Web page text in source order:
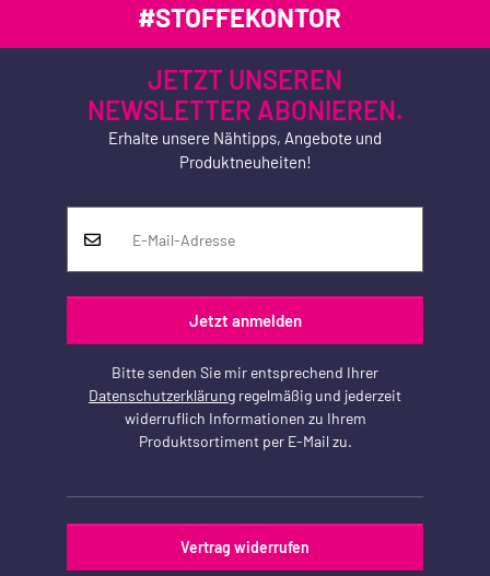
#STOFFEKONTOR
JETZT UNSEREN
NEWSLETTER ABONIEREN.
Erhalte unsere Nähtipps, Angebote und
Produktneuheiten!
Jetzt anmelden
Bitte senden Sie mir entsprechend Ihrer
Datenschutzerklärung regelmäßig und jederzeit
widerruflich Informationen zu Ihrem
Produktsortiment per E-Mail zu.
Vertrag widerrufen